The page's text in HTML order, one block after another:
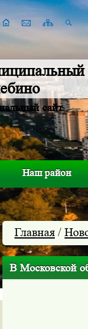
сайт
Наш район
Главная /
В Московской